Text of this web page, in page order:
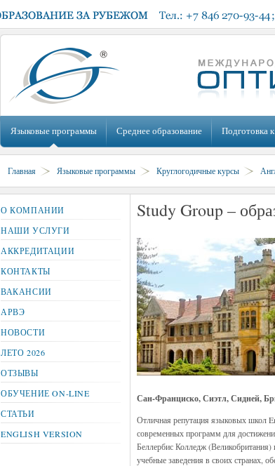
Языковые программы Среднее образование Подготовка
Главная Языковые программы Круглогодичные курсы
Study Group –
Сан-Франциско, Сиэтл, Сидней,
Отличная репутация языковых школ
современных программ для
Беллербис Колледж
учебные заведения в своих странах,
О КОМПАНИИ
НАШИ УСЛУГИ
АККРЕДИТАЦИИ
КОНТАКТЫ
ВАКАНСИИ
АРВЭ
НОВОСТИ
ЛЕТО 2026
ОТЗЫВЫ
ОБУЧЕНИЕ ON-LINE
СТАТЬИ
ENGLISH VERSION